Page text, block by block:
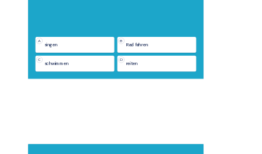
A
singen
B
Rad fahren
C
schwimmen
D
reiten